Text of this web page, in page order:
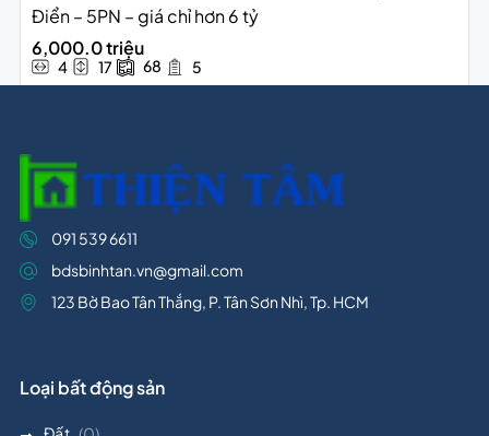
Điển – 5PN – giá chỉ hơn 6 tỷ
6,000.0 triệu
4 17 68 5
091 539 6611
bdsbinhtan.vn@gmail.com
123 Bờ Bao Tân Thắng, P. Tân Sơn Nhì, Tp. HCM
Loại bất động sản